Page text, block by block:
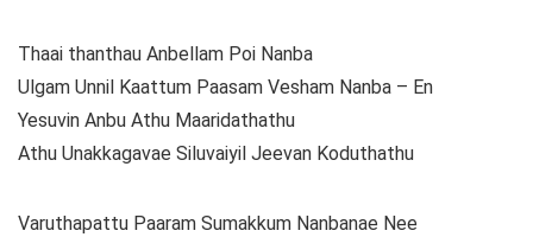
Thaai thanthau Anbellam Poi Nanba
Ulgam Unnil Kaattum Paasam Vesham Nanba – En
Yesuvin Anbu Athu Maaridathathu
Athu Unakkagavae Siluvaiyil Jeevan Koduthathu
Varuthapattu Paaram Sumakkum Nanbanae Nee